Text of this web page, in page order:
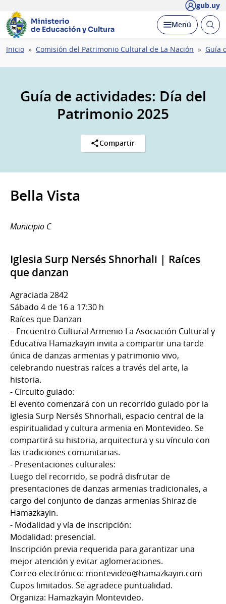
gub.uy
Ministerio
de Educación y Cultura
Desplegar
Menú Abrir
Ruta
navegación
Inicio Comisión del Patrimonio Cultural de La Nación Guía
Guía de actividades: Día del
Patrimonio 2025
Compartir
Bella Vista
Municipio C
Iglesia Surp Nersés Shnorhali | Raíces
que danzan
Agraciada 2842
Sábado 4 de 16 a 17:30 h
Raíces que Danzan
– Encuentro Cultural Armenio La Asociación Cultural y
Educativa Hamazkayin invita a compartir una tarde
única de danzas armenias y patrimonio vivo,
celebrando nuestras raíces a través del arte, la
historia.
- Circuito guiado:
El evento comenzará con un recorrido guiado por la
iglesia Surp Nersés Shnorhali, espacio central de la
espiritualidad y cultura armenia en Montevideo. Se
compartirá su historia, arquitectura y su vínculo con
las tradiciones comunitarias.
- Presentaciones culturales:
Luego del recorrido, se podrá disfrutar de
presentaciones de danzas armenias tradicionales, a
cargo del conjunto de danzas armenias Shiraz de
Hamazkayin.
- Modalidad y vía de inscripción:
Modalidad: presencial.
Inscripción previa requerida para garantizar una
mejor atención y evitar aglomeraciones.
Correo electrónico: montevideo@hamazkayin.com
Cupos limitados. Se agradece puntualidad.
Organiza: Hamazkayin Montevideo.